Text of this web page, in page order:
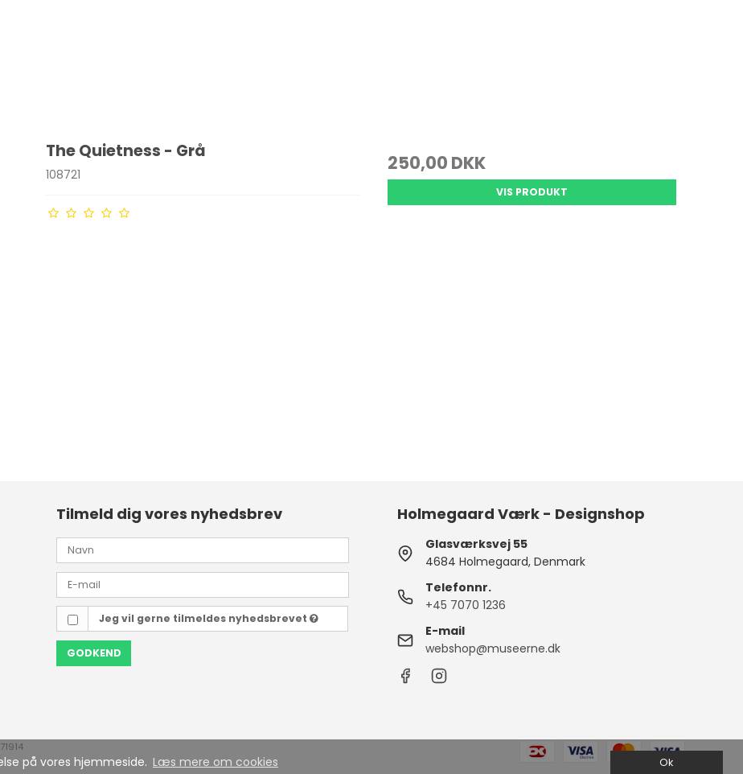
på vores hjemmeside. Læs mere om cookies Ok
The Quietness - Grå
108721 250,00 DKK
VIS PRODUKT
Tilmeld dig vores nyhedsbrev
Jeg vil gerne tilmeldes nyhedsbrevet
GODKEND
Holmegaard Værk - Designshop
Glasværksvej 55
4684 Holmegaard, Denmark
Telefonnr.
+45 7070 1236
E-mail
webshop@museerne.dk